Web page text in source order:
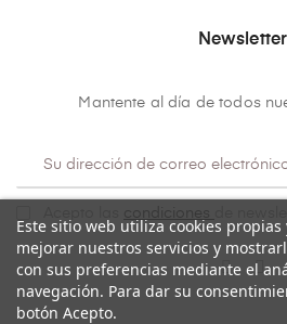
Newsletter
Mantente al día de todos
condiciones
Este sitio web utiliza cookies
mejorar nuestros servicios y
con sus preferencias mediante el
navegación. Para dar su
botón Acepto.